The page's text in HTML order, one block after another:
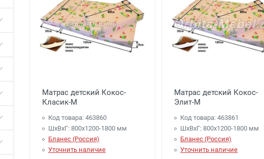
Матрас детский Кокос-
Класик-М
Код товара: 463860
ШхВхГ: 800х1200-1800 мм
Бланес (Россия)
Уточнить наличие
Матрас детский Кокос-
Элит-М
Код товара: 463861
ШхВхГ: 800х1200-1800 мм
Бланес (Россия)
Уточнить наличие